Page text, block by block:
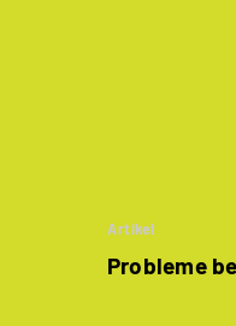
Artikel
Probleme